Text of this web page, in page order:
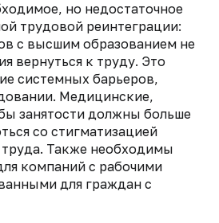
но недостаточное
трудовой реинтеграции:
с высшим образованием не
вернуться к труду. Это
системных барьеров,
Медицинские,
занятости должны больше
со стигматизацией
Также необходимы
компаний с рабочими
для граждан с